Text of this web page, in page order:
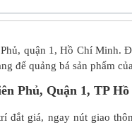
quận 1, Hồ Chí Minh.
để quảng bá sản phẩm
Phủ, Quận 1, TP
đắt giá, ngay nút giao